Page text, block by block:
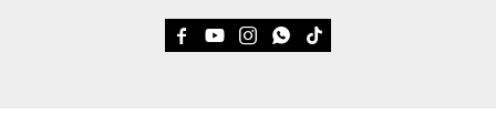
    